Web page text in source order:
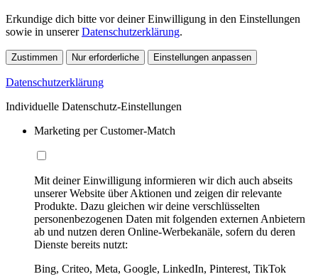
Erkundige dich bitte vor deiner Einwilligung in den Einstellungen
sowie in unsererDatenschutzerklärung.
Zustimmen Nur erforderliche Einstellungen anpassen
Datenschutzerklärung
Individuelle Datenschutz-Einstellungen
Marketing per Customer-Match
Mit deiner Einwilligung informieren wir dich auch abseits
unserer Website über Aktionen und zeigen dir relevante
Produkte. Dazu gleichen wir deine verschlüsselten
personenbezogenen Daten mit folgenden externen Anbietern
ab und nutzen deren Online-Werbekanäle, sofern du deren
Dienste bereits nutzt:
Bing, Criteo, Meta, Google, LinkedIn, Pinterest, TikTok